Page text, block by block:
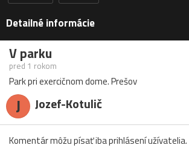
Detailné informácie
V parku
pred 1 rokom
Park pri exercičnom dome. Prešov
J Jozef-Kotulič
Komentár môžu písať iba prihlásení užívatelia.